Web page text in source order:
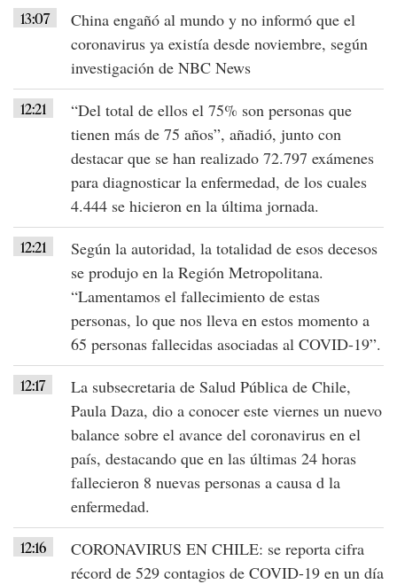
13:07
China engañó al mundo y no informó que el
coronavirus ya existía desde noviembre, según
investigación de NBC News
12:21
“Del total de ellos el 75% son personas que
tienen más de 75 años”, añadió, junto con
destacar que se han realizado 72.797 exámenes
para diagnosticar la enfermedad, de los cuales
4.444 se hicieron en la última jornada.
12:21
Según la autoridad, la totalidad de esos decesos
se produjo en la Región Metropolitana.
“Lamentamos el fallecimiento de estas
personas, lo que nos lleva en estos momento a
65 personas fallecidas asociadas al COVID-19”.
12:17
La subsecretaria de Salud Pública de Chile,
Paula Daza, dio a conocer este viernes un nuevo
balance sobre el avance del coronavirus en el
país, destacando que en las últimas 24 horas
fallecieron 8 nuevas personas a causa d la
enfermedad.
12:16
CORONAVIRUS EN CHILE: se reporta cifra
récord de 529 contagios de COVID-19 en un día